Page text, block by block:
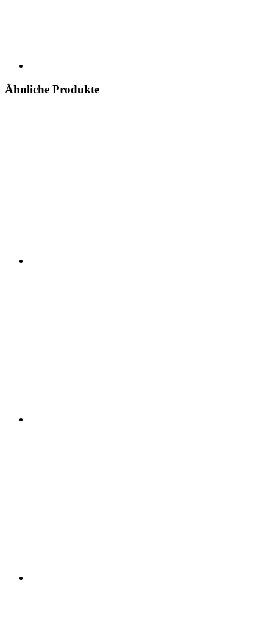
Ähnliche Produkte